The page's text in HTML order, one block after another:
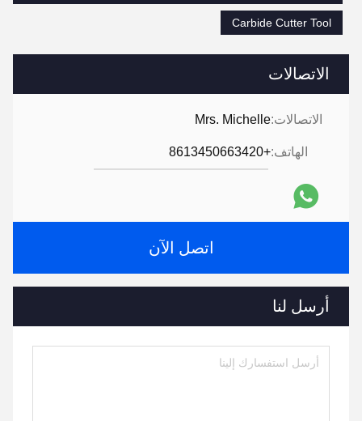
الاتصالات
الاتصالات:Mrs. Michelle
الهاتف:+8613450663420
اتصل الآن
أرسل لنا
Carbide Cutter Tool